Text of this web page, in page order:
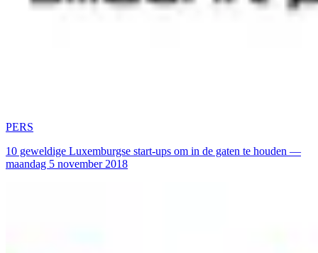
PERS
10 geweldige Luxemburgse start-ups om in de gaten te houden —
maandag 5 november 2018